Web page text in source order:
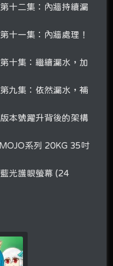
十二集：內牆持續漏
十一集：內牆處理！
十集：繼續漏水，加
九集：依然漏水，補
本號躍升背後的架構
系列 20KG 35吋
光護眼螢幕 (24